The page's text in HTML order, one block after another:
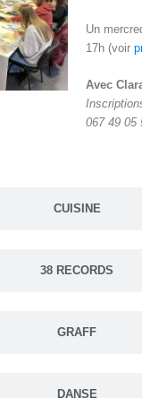
CUISINE
38 RECORDS
GRAFF
DANSE
Un
17h (voir
Avec
067 49 05